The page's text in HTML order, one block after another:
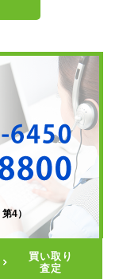
4）
買い取り
査定